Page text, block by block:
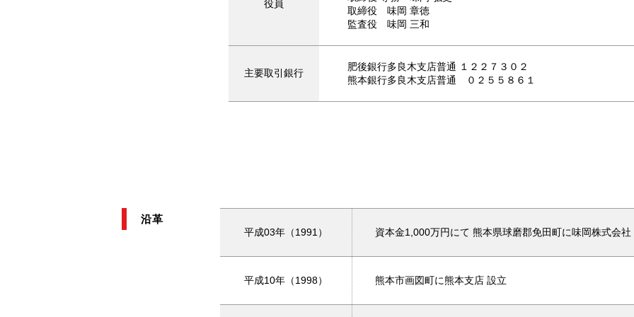
役員
取締役 味岡 章徳
監査役 味岡 三和
主要取引銀行
肥後銀行多良木支店普通 １２２７３０２
熊本銀行多良木支店普通 ０２５５８６１
沿革
平成03年（1991） 資本金1,000万円にて 熊本県球磨郡免田町に味岡株式会社
平成10年（1998） 熊本市画図町に熊本支店 設立